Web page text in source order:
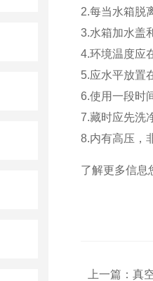
2.每当水箱脱离
3.水箱加水盖
4.环境温度应在
5.应水平放置在
6.使用一段时间
7.藏时应先洗净
8.内有高压，
了解更多信息您
上一篇： 真